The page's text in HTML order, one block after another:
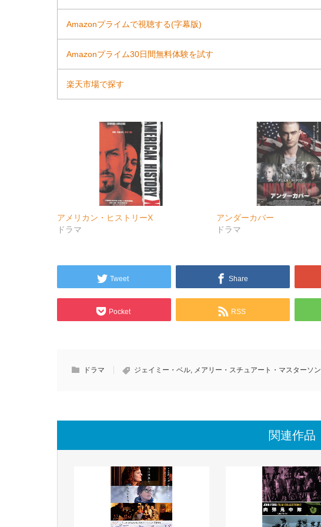
Amazonプライムで視聴する(字幕版)
Amazonプライム30日間無料体験を試す
楽天市場で探す
アメリカン・ヒストリーX
ドラマ
アンダーカバー
ドラマ
Tweet Share
Pocket RSS
ドラマ ジェイミー・ベル メアリー・スチュアート・マスターソン
関連作品